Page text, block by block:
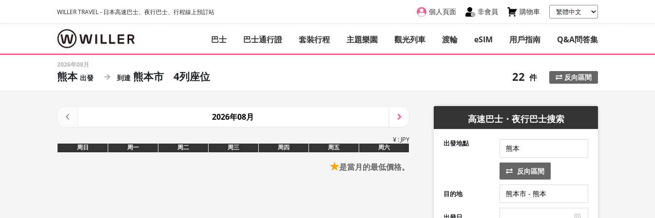
WILLER TRAVEL - 日本高速巴士、夜行巴士、行程線上預訂站 個人頁面 非會員 購物車
巴士 巴士通行證 套裝行程 主題樂園 觀光列車 渡輪 eSIM 用戶指南 Q&A問答集
2026年08月
熊本 熊本市 4列座位 22 件 反向區間
2026年08月
¥ : JPY
周日 周一 周二 周三 周四 周五 周六
★是當月的最低價格。
高速巴士・夜行巴士搜索
出發地點
反向區間
目的地